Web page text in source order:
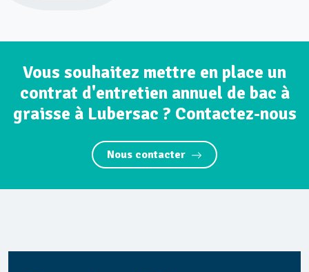
Vous souhaitez mettre en place un
contrat d'entretien annuel de bac à
graisse à Lubersac ? Contactez-nous
Nous contacter